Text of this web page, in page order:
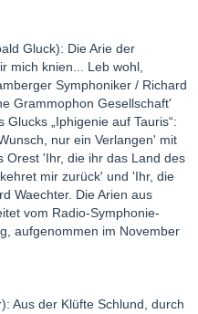
Gluck): Die Arie der
mich knien... Leb wohl,
Symphoniker / Richard
Grammophon Gesellschaft'
„Iphigenie auf Tauris“:
nur ein Verlangen' mit
Orest 'Ihr, die ihr das Land des
mir zurück' und 'Ihr, die
Waechter. Die Arien aus
vom Radio-Symphonie-
aufgenommen im November
Aus der Klüfte Schlund, durch